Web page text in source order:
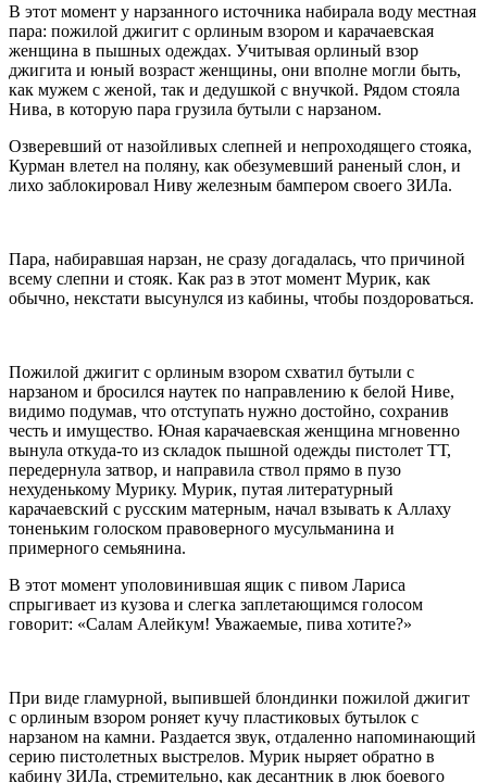
В этот момент у нарзанного источника набирала воду местная
пара: пожилой джигит с орлиным взором и карачаевская
женщина в пышных одеждах. Учитывая орлиный взор
джигита и юный возраст женщины, они вполне могли быть,
как мужем с женой, так и дедушкой с внучкой. Рядом стояла
Нива, в которую пара грузила бутыли с нарзаном.
Озверевший от назойливых слепней и непроходящего стояка,
Курман влетел на поляну, как обезумевший раненый слон, и
лихо заблокировал Ниву железным бампером своего ЗИЛа.
Пара, набиравшая нарзан, не сразу догадалась, что причиной
всему слепни и стояк. Как раз в этот момент Мурик, как
обычно, некстати высунулся из кабины, чтобы поздороваться.
Пожилой джигит с орлиным взором схватил бутыли с
нарзаном и бросился наутек по направлению к белой Ниве,
видимо подумав, что отступать нужно достойно, сохранив
честь и имущество. Юная карачаевская женщина мгновенно
вынула откуда-то из складок пышной одежды пистолет ТТ,
передернула затвор, и направила ствол прямо в пузо
нехуденькому Мурику. Мурик, путая литературный
карачаевский с русским матерным, начал взывать к Аллаху
тоненьким голоском правоверного мусульманина и
примерного семьянина.
В этот момент уполовинившая ящик с пивом Лариса
спрыгивает из кузова и слегка заплетающимся голосом
говорит: «Салам Алейкум! Уважаемые, пива хотите?»
При виде гламурной, выпившей блондинки пожилой джигит
с орлиным взором роняет кучу пластиковых бутылок с
нарзаном на камни. Раздается звук, отдаленно напоминающий
серию пистолетных выстрелов. Мурик ныряет обратно в
кабину ЗИЛа, стремительно, как десантник в люк боевого